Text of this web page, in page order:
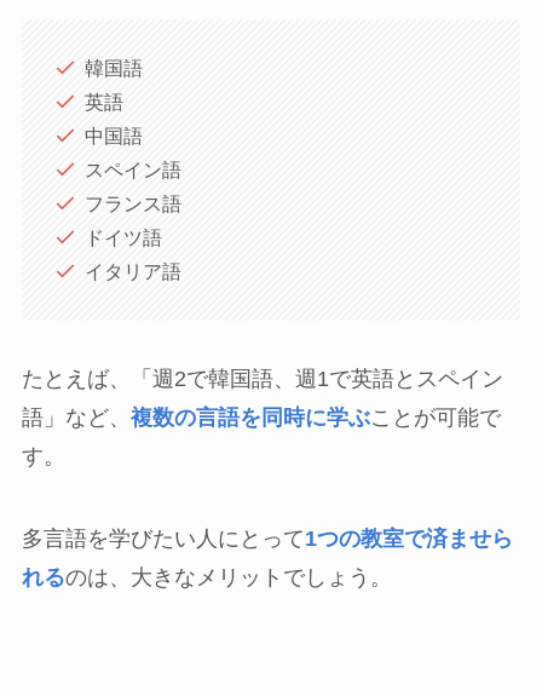
韓国語
英語
中国語
スペイン語
フランス語
ドイツ語
イタリア語
たとえば、「週2で韓国語、週1で英語とスペイン
語」など、 複数の言語を同時に学ぶことが可能で
す。
多言語を学びたい人にとって1つの教室で済ませら
れるのは、大きなメリットでしょう。